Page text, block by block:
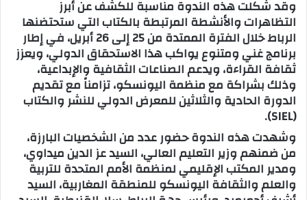
وقد شكلت هذه الندوة مناسبة للكشف عن أبرز
التظاهرات والأنشطة المرتبطة بالكتاب التي ستحتضنها
الرباط خلال الفترة الممتدة من 25 إلى 26 أبريل، في إطار
برنامج غني ومتنوع يواكب هذا الاستحقاق الدولي، ويعزز
ثقافة القراءة، ويدعم الصناعات الثقافية والإبداعية،
وذلك بشراكة مع منظمة اليونسكو، تزامناً مع تقديم
الدورة الحادية والثلاثين للمعرض الدولي للنشر والكتاب
(SIEL).
وشهدت هذه الندوة حضور عدد من الشخصيات البارزة،
من ضمنهم وزير التعليم العالي، السيد عز الدين ميداوي،
ومدير المكتب الإقليمي لمنظمة الأمم المتحدة للتربية
والعلم والثقافة اليونسكو للمنطقة المغاربية، السيد